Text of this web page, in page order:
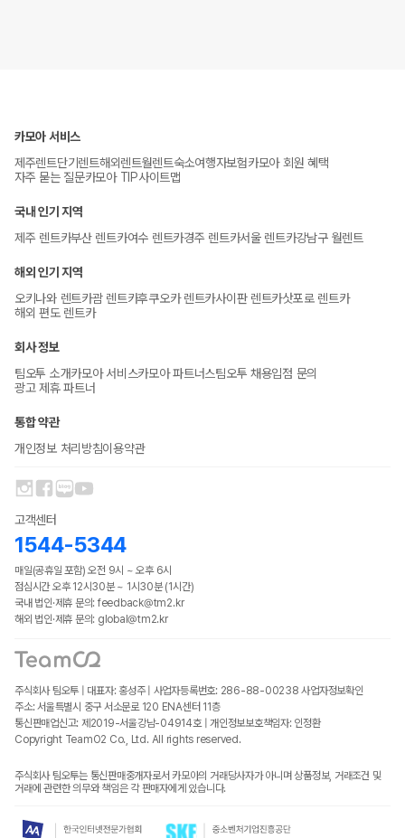
카모아 서비스
제주렌트단기렌트해외렌트월렌트숙소여행자보험카모아 회원 혜택
자주 묻는 질문카모아 TIP사이트맵
국내 인기 지역
제주 렌트카부산 렌트카여수 렌트카경주 렌트카서울 렌트카강남구 월렌트
해외 인기 지역
오키나와 렌트카괌 렌트카후쿠오카 렌트카사이판 렌트카삿포로 렌트카
해외 편도 렌트카
회사 정보
팀오투 소개카모아 서비스카모아 파트너스팀오투 채용입점 문의
광고 제휴 파트너
통합 약관
개인정보 처리방침이용약관
고객센터
1544-5344
매일(공휴일 포함) 오전 9시 ~ 오후 6시
점심시간 오후 12시30분 ~ 1시30분 (1시간)
국내 법인·제휴 문의: feedback@tm2.kr
해외 법인·제휴 문의: global@tm2.kr
주식회사 팀오투 | 대표자: 홍성주 | 사업자등록번호: 286-88-00238 사업자정보확인
주소: 서울특별시 중구 서소문로 120 ENA센터 11층
통신판매업신고: 제2019-서울강남-04914호 | 개인정보보호책임자: 인정환
Copyright TeamO2 Co., Ltd. All rights reserved.
주식회사 팀오투는 통신판매중개자로서 카모아의 거래당사자가 아니며 상품정보, 거래조건 및
거래에 관련한 의무와 책임은 각 판매자에게 있습니다.